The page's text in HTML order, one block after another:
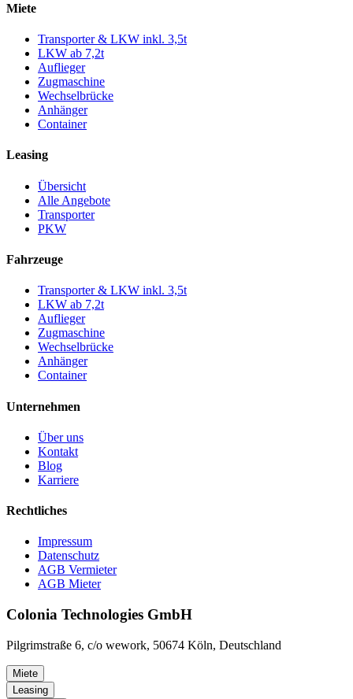
Miete
Transporter & LKW inkl. 3,5t
LKW ab 7,2t
Auflieger
Zugmaschine
Wechselbrücke
Anhänger
Container
Leasing
Übersicht
Alle Angebote
Transporter
PKW
Fahrzeuge
Transporter & LKW inkl. 3,5t
LKW ab 7,2t
Auflieger
Zugmaschine
Wechselbrücke
Anhänger
Container
Unternehmen
Über uns
Kontakt
Blog
Karriere
Rechtliches
Impressum
Datenschutz
AGB Vermieter
AGB Mieter
Colonia Technologies GmbH
Pilgrimstraße 6, c/o wework, 50674 Köln, Deutschland
Miete
Leasing